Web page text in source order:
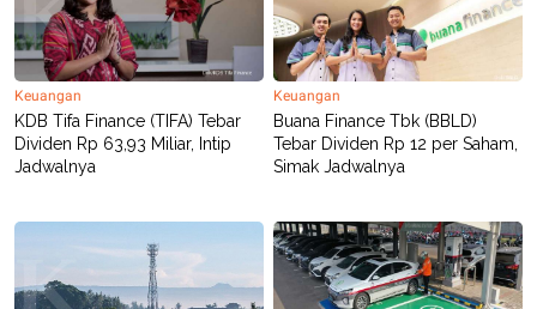
O
N
T
A
N
A
C
E
R
E
S
S
R
E
L
S
D
Keuangan
KDB Tifa Finance (TIFA) Tebar
Dividen Rp 63,93 Miliar, Intip
Jadwalnya
Keuangan
Buana Finance Tbk (BBLD)
Tebar Dividen Rp 12 per Saham,
Simak Jadwalnya